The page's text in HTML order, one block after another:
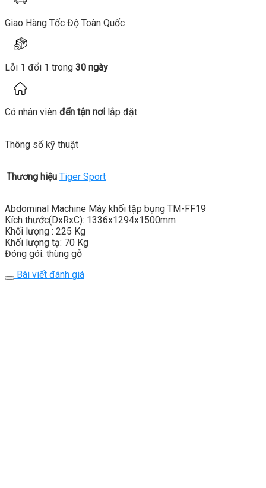
Giao Hàng Tốc Độ Toàn Quốc
Lỗi 1 đổi 1 trong 30 ngày
Có nhân viên đến tận nơi lắp đặt
Thông số kỹ thuật
Thương hiệu Tiger Sport
Abdominal Machine Máy khối tập bụng TM-FF19
Kích thước(DxRxC): 1336x1294x1500mm
Khối lượng : 225 Kg
Khối lượng tạ: 70 Kg
Đóng gói: thùng gỗ
Bài viết đánh giá